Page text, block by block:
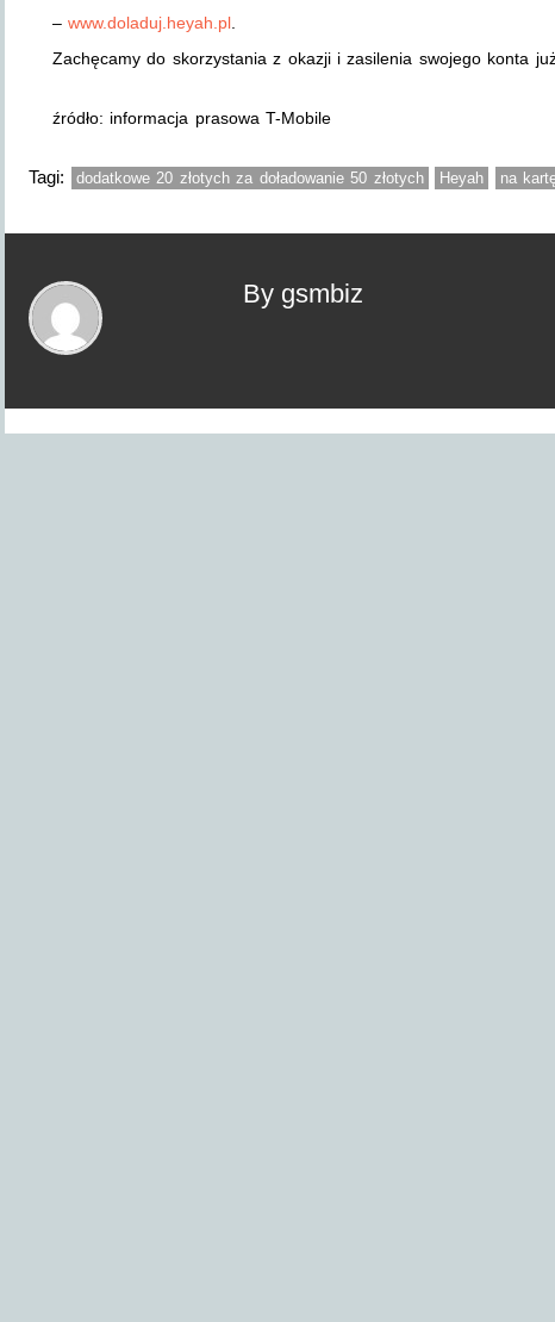
–www.doladuj.heyah.pl
Zachęcamy do skorzystania z okazji i zasilenia swojego konta
źródło: informacja prasowa T-Mobile
Tagi: dodatkowe 20 złotych za doładowanie 50 złotych Heyah na
By gsmbiz